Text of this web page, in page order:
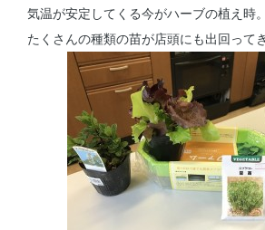
気温が安定してくる今がハーブの植え時。
たくさんの種類の苗が店頭にも出回って